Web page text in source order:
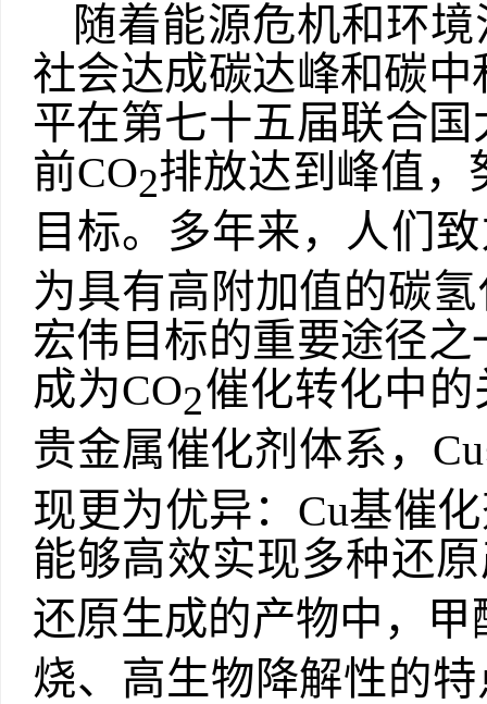
随着能源危机和环
社会达成碳达峰和碳
平在第七十五届联合
前CO2排放达到峰值，
目标。多年来，人们
为具有高附加值的碳
宏伟目标的重要途径
成为CO2催化转化中
贵金属催化剂体系， Cu
现更为优异： Cu基催
能够高效实现多种还
还原生成的产物中，甲
烧、高生物降解性的